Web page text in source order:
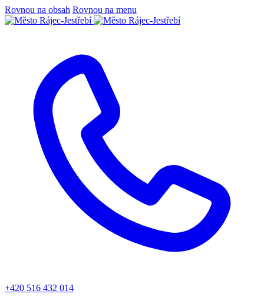
Rovnou na obsah Rovnou na menu
+420 516 432 014